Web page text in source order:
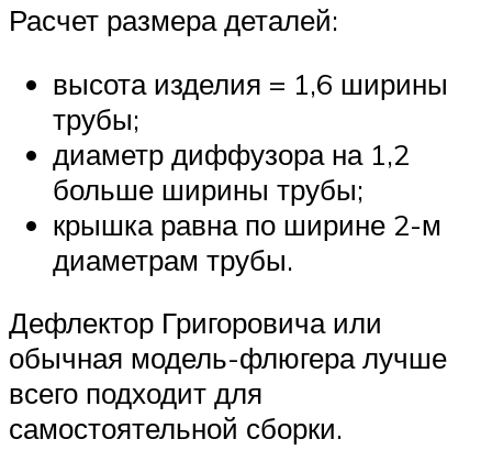
Расчет размера деталей:
высота изделия = 1,6 ширины
трубы;
диаметр диффузора на 1,2
больше ширины трубы;
крышка равна по ширине 2-м
диаметрам трубы.
Дефлектор Григоровича или
обычная модель-флюгера лучше
всего подходит для
самостоятельной сборки.